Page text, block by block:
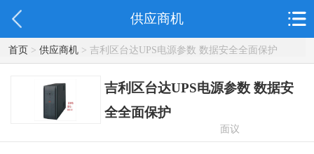
供应商机
首页> 供应商机> 吉利区台达UPS电源参数 数据安全全面保护
吉利区台达UPS电源参数 数据安
全全面保护
面议